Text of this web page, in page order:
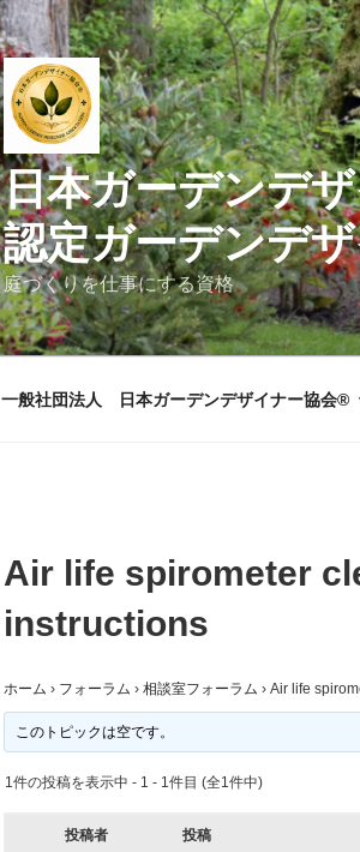
日本ガー
認定ガーデンデ
庭づくりを仕事にする資格
一般社団法人 日本ガーデンデザイナー協会®
Air life spirometer
instructions
ホーム › フォーラム › 相談室フォーラム › Air life
このトピックは空です。
1件の投稿を表示中 - 1 - 1件目 (全1件中)
投稿者 投稿